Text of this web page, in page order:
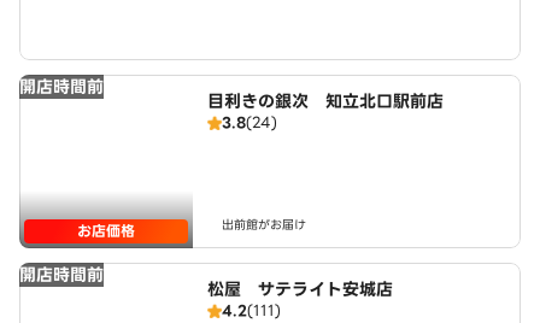
開店時間前
お店価格
目利きの銀次 知立北口駅前店
3.8(24)
出前館がお届け
開店時間前
松屋 サテライト安城店
4.2(111)